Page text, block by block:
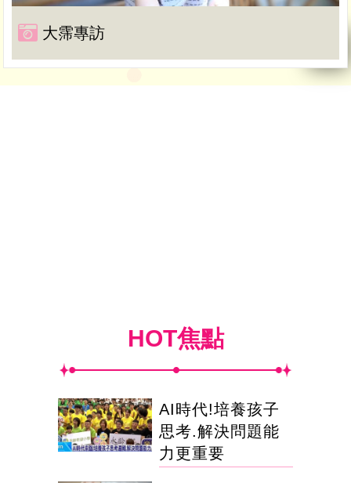
大霈專訪
HOT焦點
AI時代!培養孩子
思考.解決問題能
力更重要